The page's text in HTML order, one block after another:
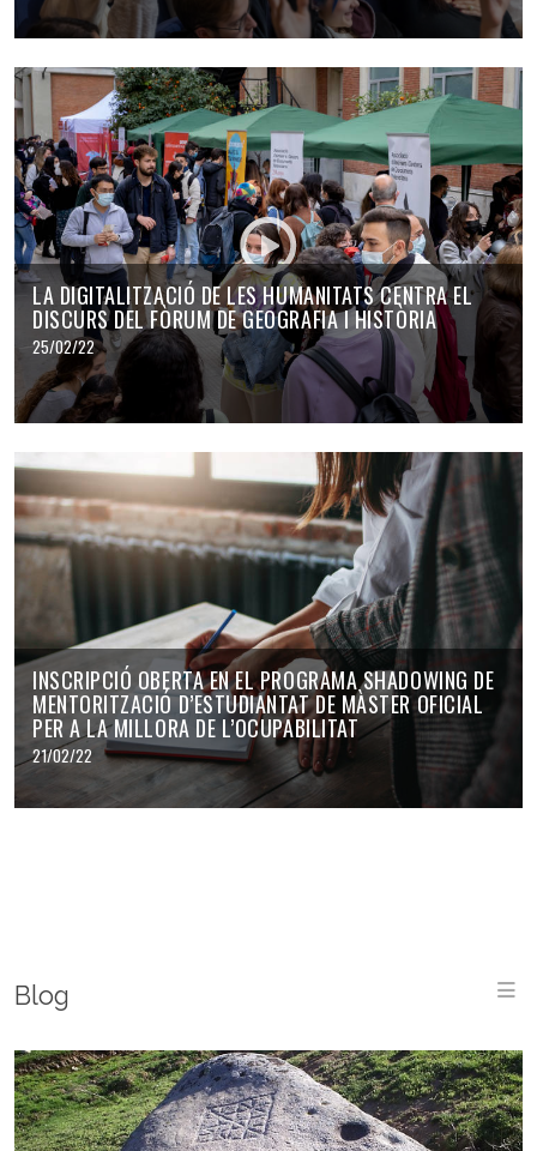
LA DIGITALITZACIÓ DE LES HUMANITATS CENTRA EL
DISCURS DEL FÒRUM DE GEOGRAFIA I HISTÒRIA
25/02/22
INSCRIPCIÓ OBERTA EN EL PROGRAMA SHADOWING DE
MENTORITZACIÓ D’ESTUDIANTAT DE MÀSTER OFICIAL
PER A LA MILLORA DE L’OCUPABILITAT
21/02/22
Blog